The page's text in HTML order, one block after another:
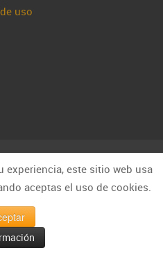
uso
experiencia, este sitio web usa
aceptas el uso de cookies.